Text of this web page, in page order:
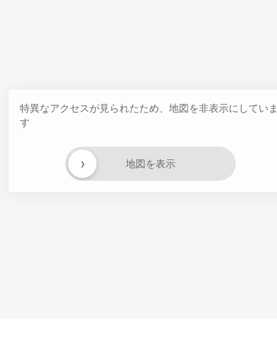
特異なアクセスが見られたため、地図を非表示にしていま
す
地図を表示
›